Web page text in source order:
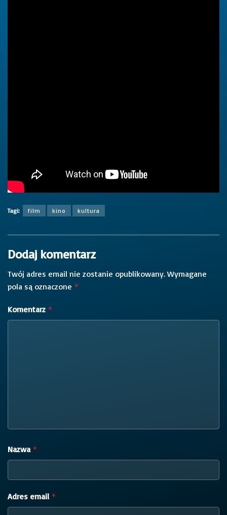
Tagi: film kino kultura
Dodaj komentarz
Twój adres email nie zostanie opublikowany. Wymagane
pola są oznaczone *
Komentarz *
Nazwa *
Adres email *